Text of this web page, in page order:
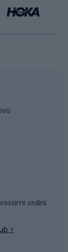
ordini
>